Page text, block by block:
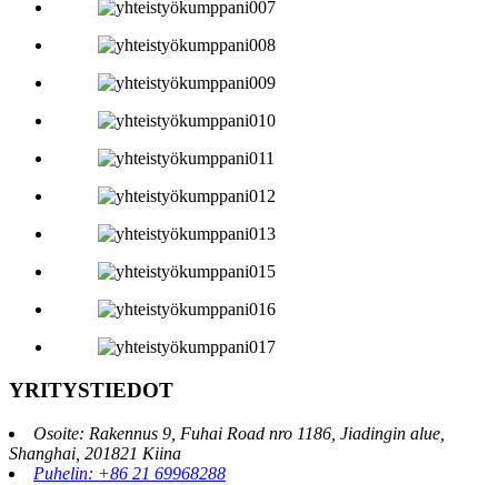
YRITYSTIEDOT
Osoite: Rakennus 9, Fuhai Road nro 1186, Jiadingin alue,
Shanghai, 201821 Kiina
Puhelin: +86 21 69968288